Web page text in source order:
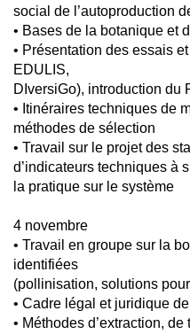
social de l’autoproduction
• Bases de la botanique et
• Présentation des essais
EDULIS,
DIversiGo), introduction du
• Itinéraires techniques de
méthodes de sélection
• Travail sur le projet des
d’indicateurs techniques à
la pratique sur le système
4 novembre
• Travail en groupe sur la
identifiées
(pollinisation, solutions
• Cadre légal et juridique
• Méthodes d’extraction,